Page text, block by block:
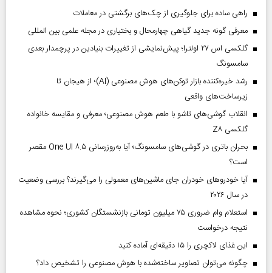
راهی ساده برای جلوگیری از چک‌های برگشتی در معاملات
معرفی گونه جدید گیاهی چهارمحال و بختیاری در مجله علمی بین المللی
گلکسی اس ۲۷ اولترا؛ پیش‌نمایشی از تغییرات بنیادین در پرچمدار بعدی
سامسونگ
رشد خیره‌کننده بازار توکن‌های هوش مصنوعی (AI)؛ از هیجان تا
زیرساخت‌های واقعی
انقلاب گوشی‌های تاشو‌ با طعم هوش مصنوعی؛ معرفی و مقایسه خانواده
گلکسی Z۸
بحران باتری در گوشی‌های سامسونگ؛ آیا به‌روزرسانی One UI ۸.۵ مقصر
است؟
آیا خودروهای خودران جای ماشین‌های معمولی را می‌گیرند؟ بررسی وضعیت
در سال ۲۰۲۶
استعلام وام ضروری ۷۵ میلیون تومانی بازنشستگان کشوری؛ نحوه مشاهده
نتیجه درخواست
این غذای لاکچری را ۱۵ دقیقه‌ای آماده کنید
چگونه می‌توان تصاویر ساخته‌شده با هوش مصنوعی را تشخیص داد؟